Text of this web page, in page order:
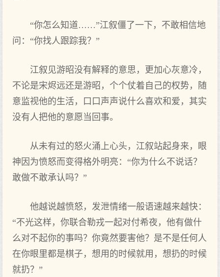
“你怎么知道……”江叙僵了一下，不敢相信地
问：“你找人跟踪我？”
江叙见游昭没有解释的意思，更加心灰意冷，
不论是宋烬远还是游昭，个个仗着自己的权势，随
意监视他的生活，口口声声说什么喜欢和爱，其实
没有人把他的意愿当回事。
从未有过的怒火涌上心头，江叙站起身来，眼
神因为愤怒而变得格外明亮：“你为什么不说话？
敢做不敢承认吗？”
他越说越愤怒，发泄情绪一般语速越来越快：
“不光这样，你联合勒戎一起对付希夜，他有做什
么对不起你的事吗？你竟然要害他？是不是任何人
在你眼里都是棋子，想用的时候就用，想扔的时候
就扔？”